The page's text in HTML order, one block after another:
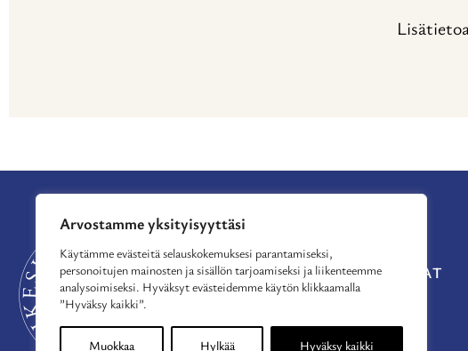
Arvostamme yksityisyyttäsi
Käytämme evästeitä selauskokemuksesi parantamiseksi,
personoitujen mainosten ja sisällön tarjoamiseksi ja liikenteemme
analysoimiseksi. Hyväksyt evästeidemme käytön klikkaamalla
”Hyväksy kaikki”.
Muokkaa Hylkää Hyväksy kaikki
TUE TOIMINTAA
MYÖNNETYT APURAHAT
AJANKOHTAISTA
YHTEYSTIEDOT